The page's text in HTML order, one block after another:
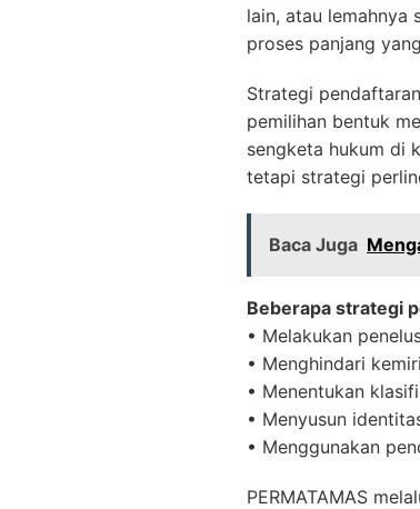
lain, atau lemahnya
proses panjang
Strategi
pemilihan bentuk
sengketa hukum di
tetapi strategi
Baca Juga
Beberapa strategi
• Melakukan
• Menghindari
• Menentukan
• Menyusun
• Menggunakan
PERMATAMAS